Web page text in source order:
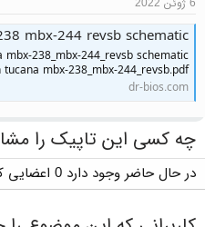
238_mbx-244_revsb schematic
mbx-238_mbx-244_revsb.pdf
dr-bios.com
چه کسی این تاپیک را
در حال حاضر وجود دارد 0 اعضایی که این موضوع را مشاهده می کنند